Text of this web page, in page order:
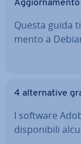
Ag­gior­na­men­to
Questa guida
men­to a
4 al­ter­na­ti­ve
I software
di­spo­ni­bi­li